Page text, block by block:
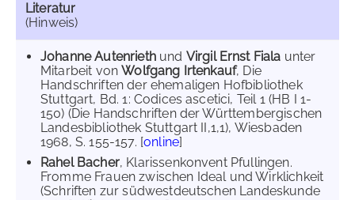
Literatur
(Hinweis)
Johanne Autenriethund Virgil Ernst Fiala unter
Mitarbeit vonWolfgang Irtenkauf, Die
Handschriften der ehemaligen Hofbibliothek
Stuttgart, Bd. 1: Codices ascetici, Teil 1 (HB I 1-
150) (Die Handschriften der Württembergischen
Landesbibliothek Stuttgart II,1,1), Wiesbaden
1968, S. 155-157. [online]
Rahel Bacher, Klarissenkonvent Pfullingen.
Fromme Frauen zwischen Ideal und Wirklichkeit
(Schriften zur südwestdeutschen Landeskunde